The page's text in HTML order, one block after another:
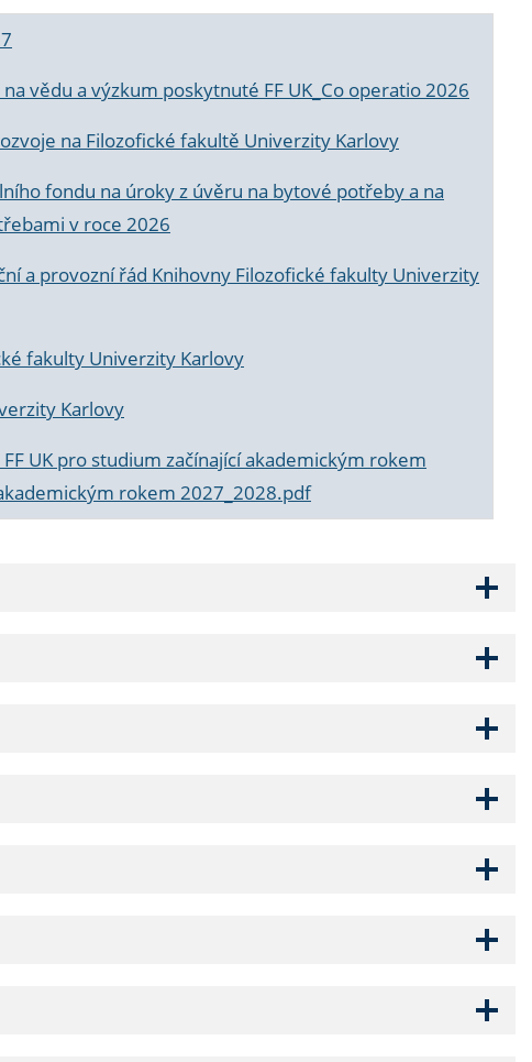
vědu a výzkum poskytnuté FF UK_Co operatio 2026
na Filozofické fakultě Univerzity Karlovy
fondu na úroky z úvěru na bytové potřeby a na
v roce 2026
a provozní řád Knihovny Filozofické fakulty Univerzity
fakulty Univerzity Karlovy
Karlovy
UK pro studium začínající akademickým rokem
rokem 2027_2028.pdf